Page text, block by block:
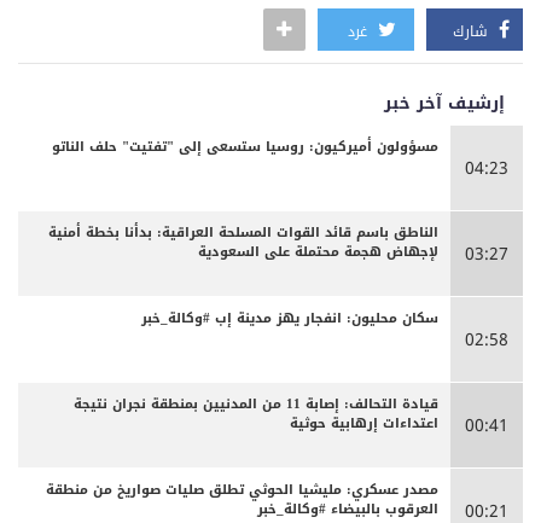
شارك غرد
إرشيف آخر خبر
04:23
مسؤولون أميركيون: روسيا ستسعى إلى "تفتيت" حلف الناتو
03:27
الناطق باسم قائد القوات المسلحة العراقية: بدأنا بخطة أمنية
لإجهاض هجمة محتملة على السعودية
02:58
سكان محليون: انفجار يهز مدينة إب #وكالة_خبر
00:41
قيادة التحالف: إصابة 11 من المدنيين بمنطقة نجران نتيجة
اعتداءات إرهابية حوثية
00:21
مصدر عسكري: مليشيا الحوثي تطلق صليات صواريخ من منطقة
العرقوب بالبيضاء #وكالة_خبر